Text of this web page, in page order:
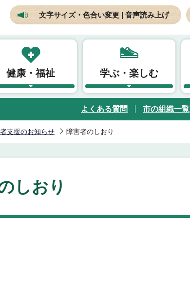
文字サイズ・色合い変更 | 音声読み上げ
健康・福祉 学ぶ・楽しむ
よくある質問 市の組織一覧
支援のお知らせ 障害者のしおり
しおり